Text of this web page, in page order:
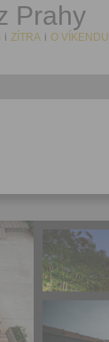
Prahy
i ZÍTRA i O VÍKENDU